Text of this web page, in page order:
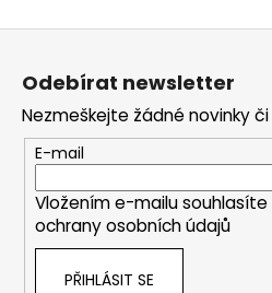
Z
Odebírat newsletter
Nezmeškejte žádné novinky
E-mail
Vložením e-mailu souhlasíte
ochrany osobních údajů
PŘIHLÁSIT SE